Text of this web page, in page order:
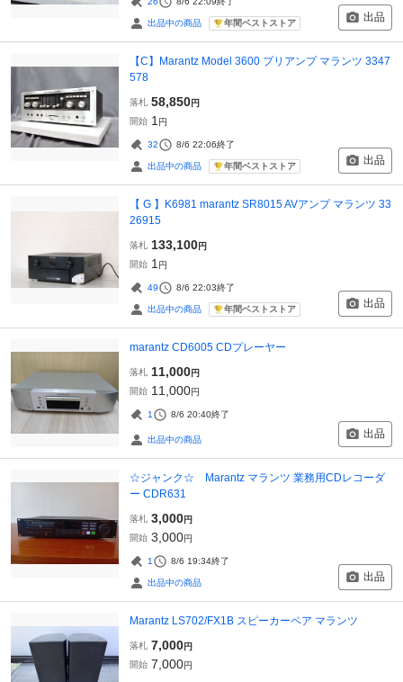
出品中の商品 年間ベストストア 出品
【C】Marantz Model 3600 プリアンプ マランツ 3347
578
落札 58,850円
開始 1 円
32 8/6 22:06終了
出品中の商品 年間ベストストア 出品
【 G 】K6981 marantz SR8015 AVアンプ マランツ 33
26915
落札 133,100円
開始 1 円
49 8/6 22:03終了
出品中の商品 年間ベストストア 出品
marantz CD6005 CDプレーヤー
落札 11,000円
開始 11,000円
1 8/6 20:40終了
出品中の商品 出品
☆ジャンク☆ Marantz マランツ 業務用CDレコーダ
ー CDR631
落札 3,000円
開始 3,000円
1 8/6 19:34終了
出品中の商品 出品
Marantz LS702/FX1B スピーカーペア マランツ
落札 7,000円
開始 7,000円